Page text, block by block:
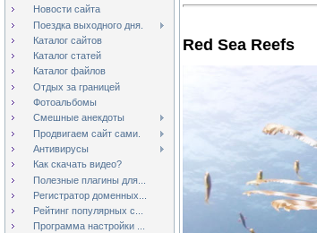
Новости сайта
Поездка выходного дня.
Каталог сайтов
Каталог статей
Каталог файлов
Отдых за границей
Фотоальбомы
Смешные анекдоты
Продвигаем сайт сами.
Антивирусы
Как скачать видео?
Полезные плагины для...
Регистратор доменных...
Рейтинг популярных с...
Программа настройки ...
Red Sea Reefs